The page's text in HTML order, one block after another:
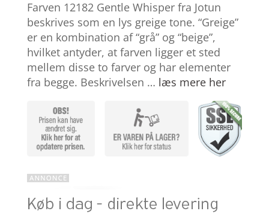
ud af 5
baseret på
kundebedøm
melser
Farven 12182 Gentle Whisper fra Jotun
beskrives som en lys greige tone. “Greige”
er en kombination af “grå” og “beige”,
hvilket antyder, at farven ligger et sted
mellem disse to farver og har elementer
fra begge. Beskrivelsen … læs mere her